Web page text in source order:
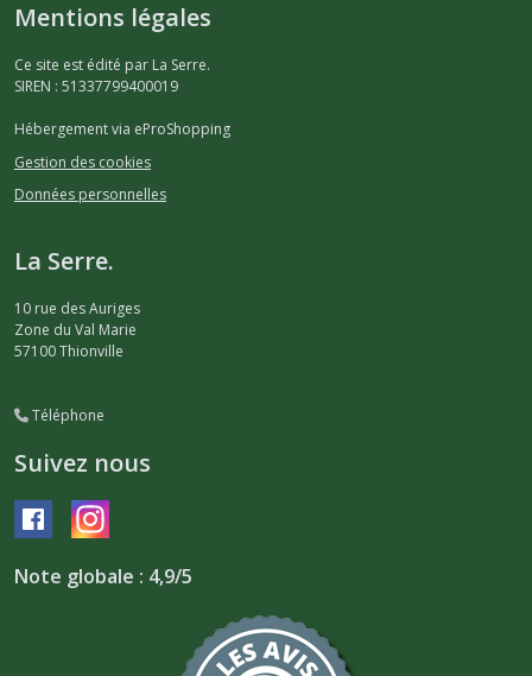
Mentions légales
Ce site est édité par La Serre.
SIREN : 51337799400019
Hébergement via eProShopping
Gestion des cookies
Données personnelles
La Serre.
10 rue des Auriges
Zone du Val Marie
57100Thionville
Téléphone
Suivez nous
Note globale : 4,9/5